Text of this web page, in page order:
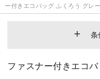
ー付きエコバッグ ふくろう グレ
条
ファスナー付きエコ